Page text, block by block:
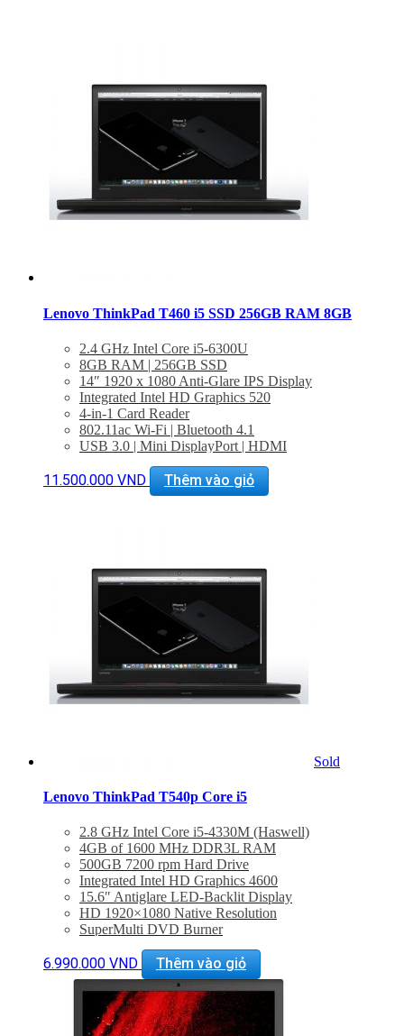
Lenovo ThinkPad T460 i5 SSD 256GB RAM 8GB
2.4 GHz Intel Core i5-6300U
8GB RAM | 256GB SSD
14″ 1920 x 1080 Anti-Glare IPS Display
Integrated Intel HD Graphics 520
4-in-1 Card Reader
802.11ac Wi-Fi | Bluetooth 4.1
USB 3.0 | Mini DisplayPort | HDMI
Máy Likenew Bảo Hành 6 tháng – BH Lenovo toàn
11.500.000 VND Thêm vào giỏ
Sold
Lenovo ThinkPad T540p Core i5
2.8 GHz Intel Core i5-4330M (Haswell)
4GB of 1600 MHz DDR3L RAM
500GB 7200 rpm Hard Drive
Integrated Intel HD Graphics 4600
15.6″ Antiglare LED-Backlit Display
HD 1920×1080 Native Resolution
SuperMulti DVD Burner
Built-in Webcam, Microphone, & Speakers
Windows 7 Professional (64-bit)
Bảo hành 6 tháng
Đổi trả 15 ngày
Giao hàng toàn quốc
6.990.000 VND Thêm vào giỏ